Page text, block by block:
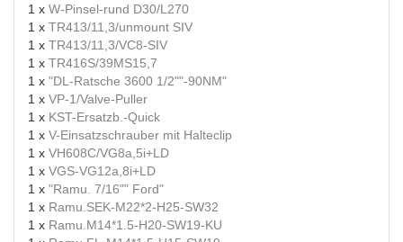
1 x W-Pinsel-rund D30/L270
1 x TR413/11,3/unmount SIV
1 x TR413/11,3/VC8-SIV
1 x TR416S/39MS15,7
1 x "DL-Ratsche 3600 1/2""-90NM"
1 x VP-1/Valve-Puller
1 x KST-Ersatzb.-Quick
1 x V-Einsatzschrauber mit Halteclip
1 x VH608C/VG8a,5i+LD
1 x VGS-VG12a,8i+LD
1 x "Ramu. 7/16"" Ford"
1 x Ramu.SEK-M22*2-H25-SW32
1 x Ramu.M14*1.5-H20-SW19-KU